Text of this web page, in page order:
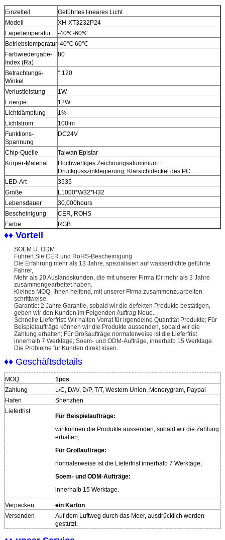
Einzelteil
Geführtes lineares Licht
Modell
XH-XT3232P24
Lagertemperatur
-40℃-60℃
Betriebstemperatur-40℃-60℃
Farbwiedergabe-
Index (Ra)
80
Betrachtungs-
Winkel
° 120
Verlustleistung
1W
Energie
12W
Lichtdämpfung
1%
Lichtstrom
100lm
Funktions-
Spannung
DC24V
Chip-Quelle
Taiwan Epistar
Körper-Material
Hochwertiges Zeichnungsaluminium +
Druckgusszinklegierung; Klarsichtdeckel des PC
LED-Art
3535
Größe
L1000*W32*H32
Lebensdauer
30,000hours
Bescheinigung
CER, ROHS
Farbe
RGB
OEM/ODM
Schutz
Menge/Karton
28pcs
♦♦ Vorteil
SOEM U. ODM
Führen Sie CER und RoHS-Bescheinigung
Die Erfahrung mehr als 13 Jahre, spezialisiert auf wasserdichte geführte
Fahrer,
Mehr als 20 Auslandskunden, die mit unserer Firma für mehr als 3 Jahre
zusammengearbeitet haben.
Kleines MOQ, Ihnen helfend, mit unserer Firma zusammenzuarbeiten
schrittweise.
Garantie: 2 Jahre Garantie, sobald wir die defekten Produkte bestätigen,
geben wir den Kunden im Folgenden Auftrag Neue.
Schnelle Lieferfrist: Wir halten Vorrat für irgendeine Quantität Produkte; Für
Beispielaufträge können wir die Produkte aussenden, sobald wir die
Zahlung erhalten; Für Großaufträge normalerweise ist die Lieferfrist
innerhalb 7 Werktage; Soem- und ODM-Aufträge, innerhalb 15 Werktage.
Die Probleme für Kunden direkt lösen.
♦♦ Geschäftsdetails
MOQ
1pcs
Zahlung
L/C, D/A/, D/P, T/T, Western Union, Monerygram, Paypal
Hafen
Shenzhen
Lieferfrist
Für Beispielaufträge:
wir können die Produkte aussenden, sobald wir die Zahlung
erhalten;
Für Großaufträge:
normalerweise ist die Lieferfrist innerhalb 7 Werktage;
Soem- und ODM-Aufträge:
innerhalb 15 Werktage.
Verpacken
ein Karton
Versenden
Auf dem Luftweg durch das Meer, ausdrücklich werden
gestützt.